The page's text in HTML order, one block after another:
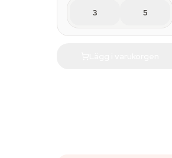
3 5